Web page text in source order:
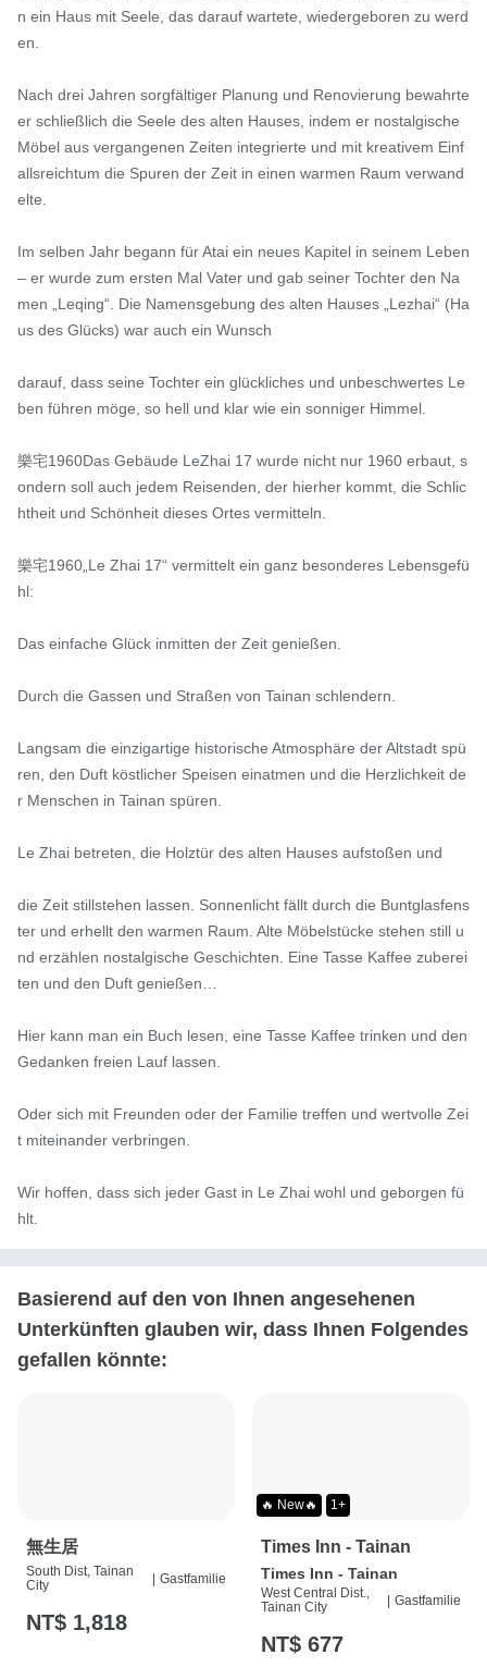
n ein Haus mit Seele, das darauf wartete, wiedergeboren zu werd
en.
Nach drei Jahren sorgfältiger Planung und Renovierung bewahrte
er schließlich die Seele des alten Hauses, indem er nostalgische
Möbel aus vergangenen Zeiten integrierte und mit kreativem Einf
allsreichtum die Spuren der Zeit in einen warmen Raum verwand
elte.
Im selben Jahr begann für Atai ein neues Kapitel in seinem Leben
– er wurde zum ersten Mal Vater und gab seiner Tochter den Na
men „Leqing“. Die Namensgebung des alten Hauses „Lezhai“ (Ha
us des Glücks) war auch ein Wunsch
darauf, dass seine Tochter ein glückliches und unbeschwertes Le
ben führen möge, so hell und klar wie ein sonniger Himmel.
樂宅1960Das Gebäude LeZhai 17 wurde nicht nur 1960 erbaut, s
ondern soll auch jedem Reisenden, der hierher kommt, die Schlic
htheit und Schönheit dieses Ortes vermitteln.
樂宅1960„Le Zhai 17“ vermittelt ein ganz besonderes Lebensgefü
hl:
Das einfache Glück inmitten der Zeit genießen.
Durch die Gassen und Straßen von Tainan schlendern.
Langsam die einzigartige historische Atmosphäre der Altstadt spü
ren, den Duft köstlicher Speisen einatmen und die Herzlichkeit de
r Menschen in Tainan spüren.
Le Zhai betreten, die Holztür des alten Hauses aufstoßen und
die Zeit stillstehen lassen. Sonnenlicht fällt durch die Buntglasfens
ter und erhellt den warmen Raum. Alte Möbelstücke stehen still u
nd erzählen nostalgische Geschichten. Eine Tasse Kaffee zuberei
ten und den Duft genießen…
Hier kann man ein Buch lesen, eine Tasse Kaffee trinken und den
Gedanken freien Lauf lassen.
Oder sich mit Freunden oder der Familie treffen und wertvolle Zei
t miteinander verbringen.
Wir hoffen, dass sich jeder Gast in Le Zhai wohl und geborgen fü
hlt.
Basierend auf den von Ihnen angesehenen
Unterkünften glauben wir, dass Ihnen Folgendes
gefallen könnte:
無生居
South Dist, Tainan
City
| Gastfamilie
NT$ 1,818
🔥 New🔥 1+
Times Inn - Tainan
Times Inn - Tainan
West Central Dist.,
Tainan City
| Gastfamilie
NT$ 677